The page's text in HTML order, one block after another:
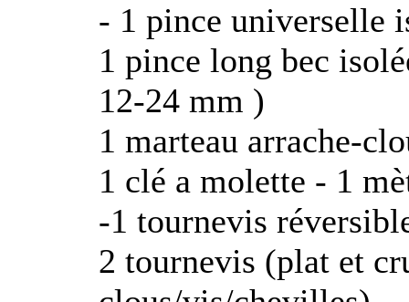
- 1 pince universelle
1 pince long bec
12-24 mm )
1 marteau arrache-
1 clé a molette - 1
-1 tournevis
2 tournevis (plat et